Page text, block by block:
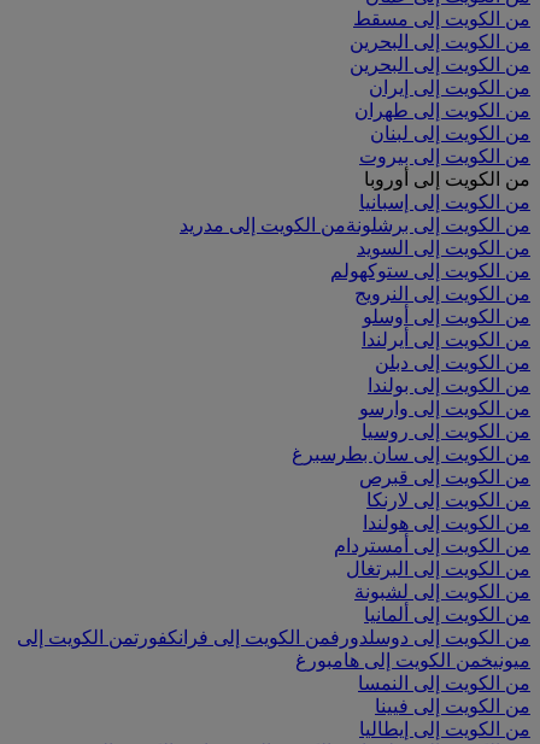
من الكويت إلى مسقط
من الكويت إلى البحرين
من الكويت إلى البحرين
من الكويت إلى إيران
من الكويت إلى طهران
من الكويت إلى لبنان
من الكويت إلى بيروت
من الكويت إلى أوروبا
من الكويت إلى إسبانيا
من الكويت إلى برشلونةمن الكويت إلى مدريد
من الكويت إلى السويد
من الكويت إلى ستوكهولم
من الكويت إلى النرويج
من الكويت إلى أوسلو
من الكويت إلى أيرلندا
من الكويت إلى دبلن
من الكويت إلى بولندا
من الكويت إلى وارسو
من الكويت إلى روسيا
من الكويت إلى سان بطرسبرغ
من الكويت إلى قبرص
من الكويت إلى لارنكا
من الكويت إلى هولندا
من الكويت إلى أمستردام
من الكويت إلى البرتغال
من الكويت إلى لشبونة
من الكويت إلى ألمانيا
من الكويت إلى دوسلدورفمن الكويت إلى فرانكفورتمن الكويت إلى
ميونيخمن الكويت إلى هامبورغ
من الكويت إلى النمسا
من الكويت إلى فيينا
من الكويت إلى إيطاليا